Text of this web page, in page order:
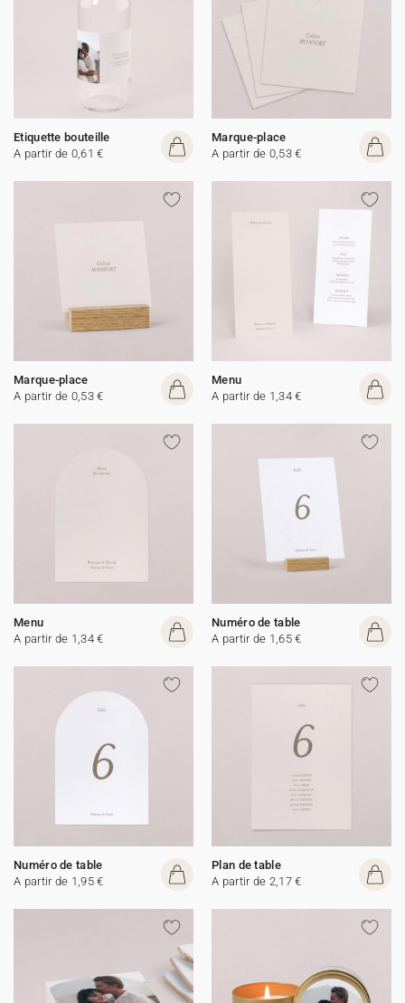
Etiquette bouteille
A partir de 0,61 €
Marque-place
A partir de 0,53 €
Marque-place
A partir de 0,53 €
Menu
A partir de 1,34 €
Menu
A partir de 1,34 €
Numéro de table
A partir de 1,65 €
Numéro de table
A partir de 1,95 €
Plan de table
A partir de 2,17 €